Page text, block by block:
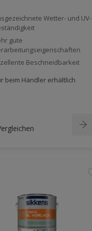
Wetter- und UV-
gute
Beschneidbarkeit
beim Händler erhältlich